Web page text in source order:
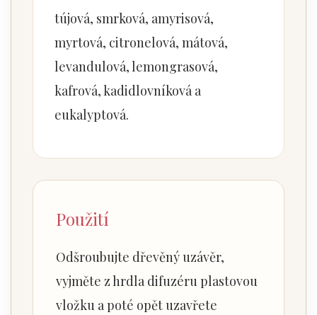
tújová, smrková, amyrisová,
myrtová, citronelová, mátová,
levandulová, lemongrasová,
kafrová, kadidlovníková a
eukalyptová.
Použití
Odšroubujte dřevěný uzávěr,
vyjměte z hrdla difuzéru plastovou
vložku a poté opět uzavřete